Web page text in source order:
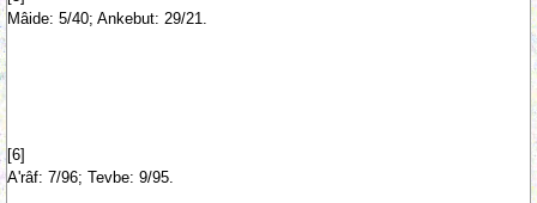
Mâide: 5/40; Ankebut: 29/21.
[6]
A'râf: 7/96; Tevbe: 9/95.